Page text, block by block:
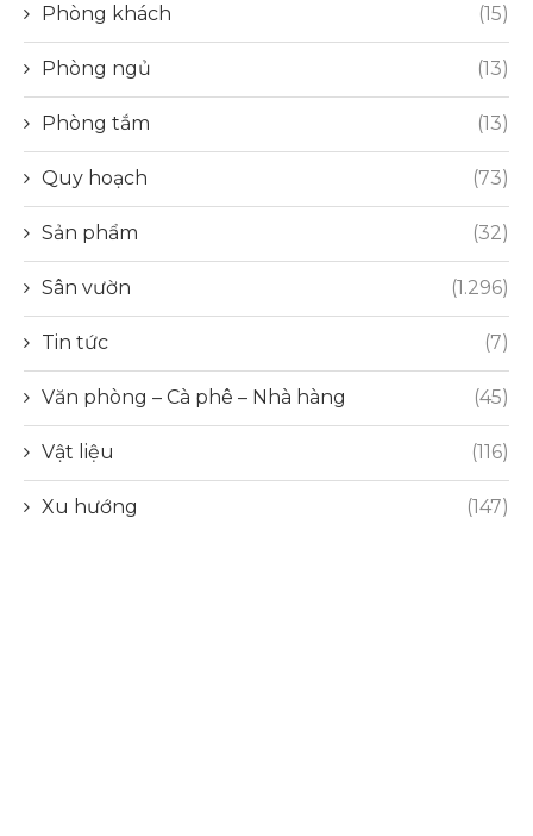
Phòng khách (15)
Phòng ngủ (13)
Phòng tắm (13)
Quy hoạch (73)
Sản phẩm (32)
Sân vườn (1.296)
Tin tức (7)
Văn phòng – Cà phê – Nhà hàng (45)
Vật liệu (116)
Xu hướng (147)